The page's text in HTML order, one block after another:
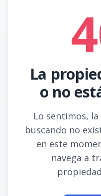
La
o no
Lo sentimos,
buscando no
en este
navega a